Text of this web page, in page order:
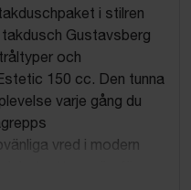
i stilren
Gustavsberg
och
150 cc. Den tunna
varje gång du
vred i modern